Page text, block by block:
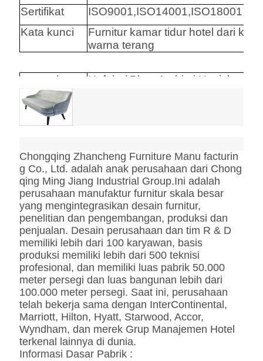
Sertifikat
Kata kunci
Furnitur kamar tidur hotel dari
warna terang
perangkat
keras
Hafele / Blum Archie i Hettich
Busa
Kain
BS5852 Standardire Resistant
ss
Stainless Steel #201 #304 #316,
disikat atau permukaan cermin.
Pemrosesan tanpa sidik jari
Marmer
Direkayasa Alami, Ditentukan
Pelanggan
Chongqing Zhancheng Furniture Manu facturin
g Co., Ltd. adalah anak perusahaan dari Chong
qing Ming Jiang Industrial Group.Ini adalah
perusahaan manufaktur furnitur skala besar
yang mengintegrasikan desain furnitur,
penelitian dan pengembangan, produksi dan
penjualan. Desain perusahaan dan tim R & D
memiliki lebih dari 100 karyawan, basis
produksi memiliki lebih dari 500 teknisi
profesional, dan memiliki luas pabrik 50.000
meter persegi dan luas bangunan lebih dari
100.000 meter persegi. Saat ini, perusahaan
telah bekerja sama dengan InterContinental,
Marriott, Hilton, Hyatt, Starwood, Accor,
Wyndham, dan merek Grup Manajemen Hotel
terkenal lainnya di dunia.
Informasi Dasar Pabrik :